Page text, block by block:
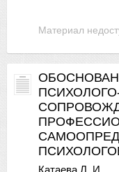
Материал
Катаева Л. И.